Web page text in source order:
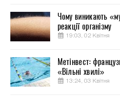
Чому виникають
реакції організму
19:03, 02 Квітня
Метінвест:
«Вільні хвилі»
13:24, 03 Квітня